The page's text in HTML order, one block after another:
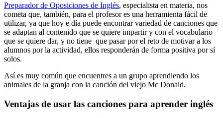
Preparador de Oposiciones de Inglés, especialista en materia, nos
cometa que, también, para el profesor es una herramienta fácil de
utilizar, ya que hoy e día puede encontrar variedad de canciones que
se adaptan al contenido que se quiere impartir y con el vocabulario
que se quiere dar, y no tiene que pasar por el reto de motivar a los
alumnos por la actividad, ellos responderán de forma positiva por sí
solos.
Así es muy común que encuentres a un grupo aprendiendo los
animales de la granja con la canción del viejo Mc Donald.
Ventajas de usar las canciones para aprender inglés